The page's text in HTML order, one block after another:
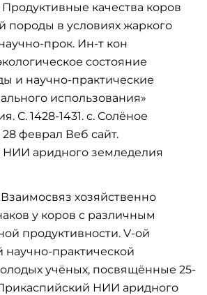
качества коров
породы в условиях жаркого
прок. Ин-т кон
состояние
и научно-практические
использования»
С. 1428-1431. с. Солёное
феврал Веб сайт.
аридного земледелия
хозяйственно
у коров с различным
продуктивности. V-ой
практической
учёных, посвящённые 25-
НИИ аридного